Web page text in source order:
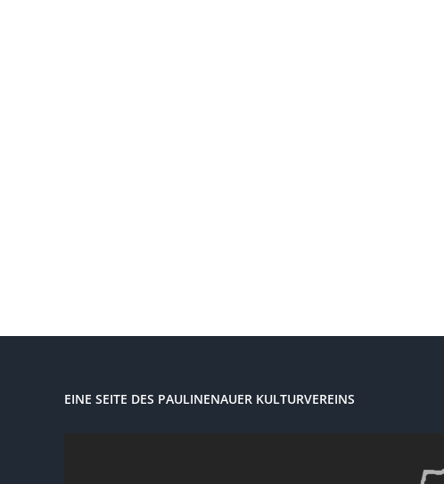
EINE SEITE DES PAULINENAUER KULTURVEREINS